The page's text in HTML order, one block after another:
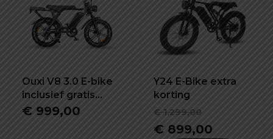
Ouxi V8 3.0 E-bike
inclusief gratis
alarm, achterzitje
€ 999,00
Y24 E-Bike extra
korting
€1.299,00
prijs
€ 899,00